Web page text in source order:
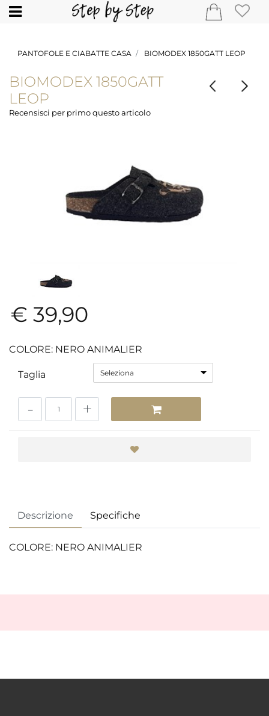
Open
PANTOFOLE E CIABATTE CASA BIOMODEX 1850GATT LEOP
BIOMODEX 1850GATT
LEOP
Recensisci per primo questo articolo
€ 39,90
COLORE: NERO ANIMALIER
Taglia Seleziona
Descrizione Specifiche
COLORE: NERO ANIMALIER